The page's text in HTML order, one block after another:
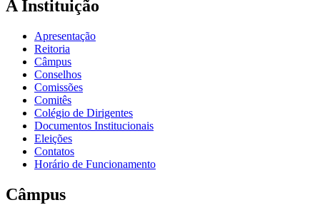
A Instituição
Apresentação
Reitoria
Câmpus
Conselhos
Comissões
Comitês
Colégio de Dirigentes
Documentos Institucionais
Eleições
Contatos
Horário de Funcionamento
Câmpus